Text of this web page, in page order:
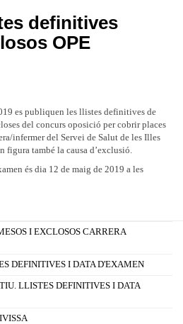
definitives
OPE
es publiquen les llistes definitives de
del concurs oposició per cobrir places
infermer del Servei de Salut de les Illes
figura també la causa d’exclusió.
és dia 12 de maig de 2019 a les
I EXCLOSOS CARRERA
DEFINITIVES I DATA D'EXAMEN
LLISTES DEFINITIVES I DATA